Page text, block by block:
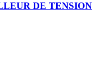
DE TENSION